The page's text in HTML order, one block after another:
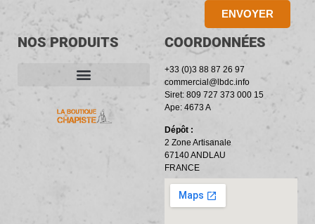
ENVOYER
NOS PRODUITS COORDONNÉES
+33 (0)3 88 87 26 97
commercial@lbdc.info
Siret: 809 727 373 000 15
Ape: 4673 A
Dépôt :
2 Zone Artisanale
67140 ANDLAU
FRANCE